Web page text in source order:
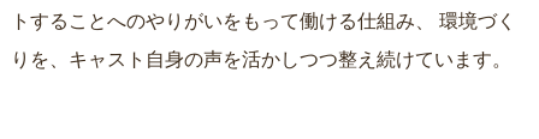
トすることへのやりがいをもって働ける仕組み、
りを、キャスト自身の声を活かしつつ整え続けています。